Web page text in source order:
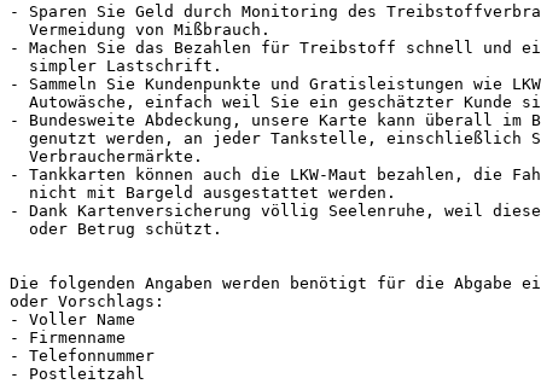
- Sparen Sie Geld durch Monitoring des
  Vermeidung von Mißbrauch.
- Machen Sie das Bezahlen für Treibstoff schnell und
  simpler Lastschrift.
- Sammeln Sie Kundenpunkte und Gratisleistungen wie
Autowäsche, einfach weil Sie ein geschätzter Kunde
- Bundesweite Abdeckung, unsere Karte kann überall im
genutzt werden, an jeder Tankstelle, einschließlich
  Verbrauchermärkte.
- Tankkarten können auch die LKW-Maut bezahlen, die
  nicht mit Bargeld ausgestattet werden.
- Dank Kartenversicherung völlig Seelenruhe, weil
  oder Betrug schützt.
Die folgenden Angaben werden benötigt für die Abgabe
oder Vorschlags:
- Voller Name
- Firmenname
- Telefonnummer
- Postleitzahl